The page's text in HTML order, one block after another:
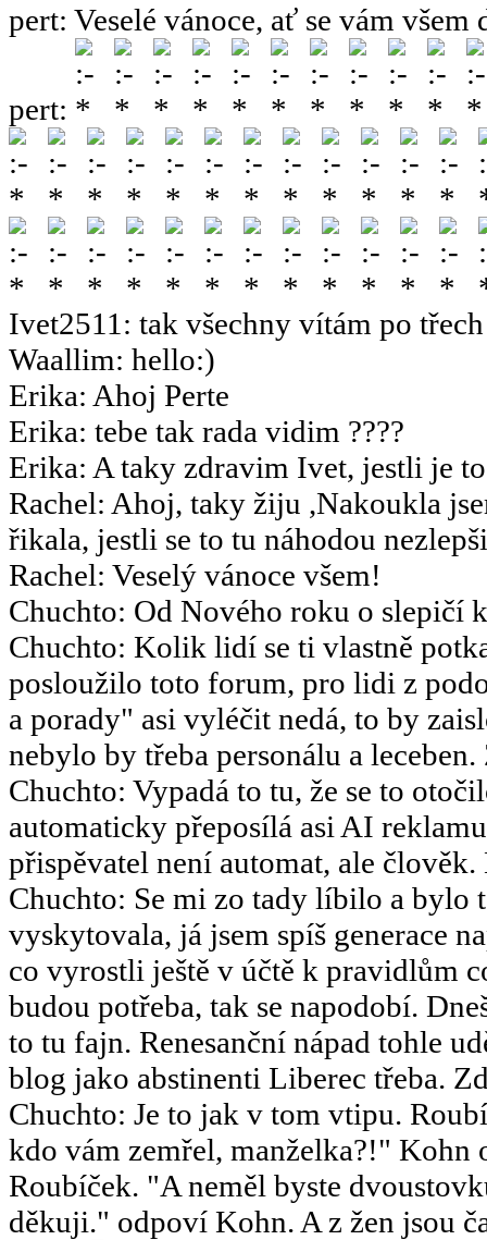
pert: Veselé vánoce, ať se vám všem
pert:
Ivet2511 : tak všechny vítám po
Waallim: hello:)
Erika: Ahoj Perte
Erika: tebe tak rada vidim ????
Erika: A taky zdravim Ivet, jestli je
Rachel: Ahoj, taky žiju ,Nakoukla
řikala, jestli se to tu náhodou
Rachel: Veselý vánoce všem!
Chuchto: Od Nového roku o slepičí
Chuchto: Kolik lidí se ti vlastně
posloužilo toto forum, pro lidi z
a porady" asi vyléčit nedá, to by
nebylo by třeba personálu a
Chuchto: Vypadá to tu, že se to
automaticky přeposílá asi AI
přispěvatel není automat, ale
Chuchto: Se mi zo tady líbilo a bylo
vyskytovala, já jsem spíš generace
co vyrostli ještě v účtě k pravidlům
budou potřeba, tak se napodobí.
to tu fajn. Renesanční nápad tohle
blog jako abstinenti Liberec třeba.
Chuchto: Je to jak v tom vtipu.
kdo vám zemřel, manželka?!"
Roubíček. "A neměl byste
děkuji." odpoví Kohn. A z žen jsou